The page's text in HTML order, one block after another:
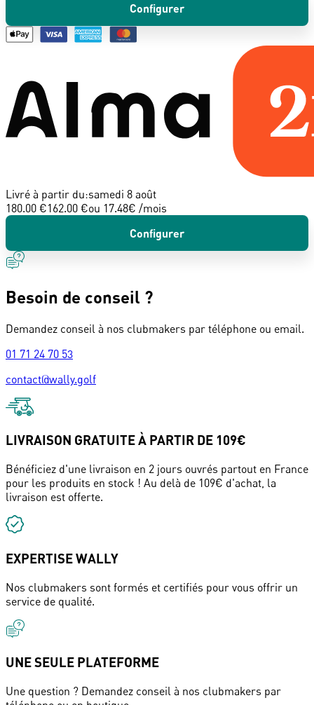
Configurer
Livré à partir du:samedi 8 août
180.00 €162.00 €ou 17.48€ /mois
Configurer
Besoin de conseil ?
Demandez conseil à nos clubmakers par téléphone ou email.
01 71 24 70 53
contact@wally.golf
LIVRAISON GRATUITE À PARTIR DE 109€
Bénéficiez d'une livraison en 2 jours ouvrés partout en France
pour les produits en stock ! Au delà de 109€ d'achat, la
livraison est offerte.
EXPERTISE WALLY
Nos clubmakers sont formés et certifiés pour vous offrir un
service de qualité.
UNE SEULE PLATEFORME
Une question ? Demandez conseil à nos clubmakers par